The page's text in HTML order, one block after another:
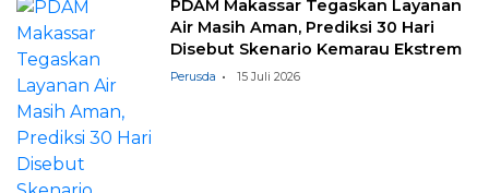
PDAM Makassar Tegaskan Layanan
Air Masih Aman, Prediksi 30 Hari
Disebut Skenario Kemarau Ekstrem
Perusda 15 Juli 2026